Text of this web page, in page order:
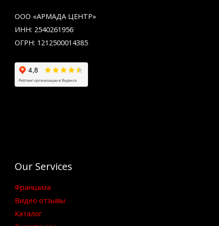
ООО «АРМАДА ЦЕНТР»
ИНН: 2540261956
ОГРН: 1212500014385
Our Services
Франшиза
Видео отзывы
Каталог